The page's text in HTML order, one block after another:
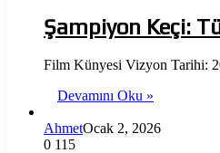
Şampiyon Keçi:
Film Künyesi Vizyon Tarihi:
Devamını Oku »
AhmetOcak 2, 2026
0 115